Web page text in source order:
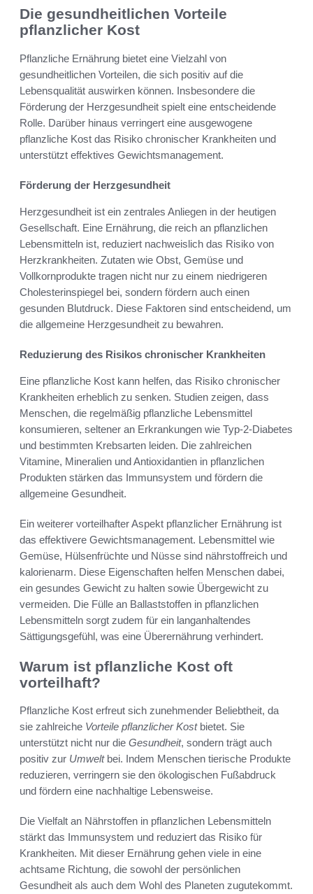
Die gesundheitlichen Vorteile
pflanzlicher Kost
Pflanzliche Ernährung bietet eine Vielzahl von
gesundheitlichen Vorteilen, die sich positiv auf die
Lebensqualität auswirken können. Insbesondere die
Förderung der Herzgesundheit spielt eine entscheidende
Rolle. Darüber hinaus verringert eine ausgewogene
pflanzliche Kost das Risiko chronischer Krankheiten und
unterstützt effektives Gewichtsmanagement.
Förderung der Herzgesundheit
Herzgesundheit ist ein zentrales Anliegen in der heutigen
Gesellschaft. Eine Ernährung, die reich an pflanzlichen
Lebensmitteln ist, reduziert nachweislich das Risiko von
Herzkrankheiten. Zutaten wie Obst, Gemüse und
Vollkornprodukte tragen nicht nur zu einem niedrigeren
Cholesterinspiegel bei, sondern fördern auch einen
gesunden Blutdruck. Diese Faktoren sind entscheidend, um
die allgemeine Herzgesundheit zu bewahren.
Reduzierung des Risikos chronischer Krankheiten
Eine pflanzliche Kost kann helfen, das Risiko chronischer
Krankheiten erheblich zu senken. Studien zeigen, dass
Menschen, die regelmäßig pflanzliche Lebensmittel
konsumieren, seltener an Erkrankungen wie Typ-2-Diabetes
und bestimmten Krebsarten leiden. Die zahlreichen
Vitamine, Mineralien und Antioxidantien in pflanzlichen
Produkten stärken das Immunsystem und fördern die
allgemeine Gesundheit.
Ein weiterer vorteilhafter Aspekt pflanzlicher Ernährung ist
das effektivere Gewichtsmanagement. Lebensmittel wie
Gemüse, Hülsenfrüchte und Nüsse sind nährstoffreich und
kalorienarm. Diese Eigenschaften helfen Menschen dabei,
ein gesundes Gewicht zu halten sowie Übergewicht zu
vermeiden. Die Fülle an Ballaststoffen in pflanzlichen
Lebensmitteln sorgt zudem für ein langanhaltendes
Sättigungsgefühl, was eine Überernährung verhindert.
Warum ist pflanzliche Kost oft
vorteilhaft?
Pflanzliche Kost erfreut sich zunehmender Beliebtheit, da
sie zahlreiche Vorteile pflanzlicher Kostbietet. Sie
unterstützt nicht nur die Gesundheit, sondern trägt auch
positiv zur Umweltbei. Indem Menschen tierische Produkte
reduzieren, verringern sie den ökologischen Fußabdruck
und fördern eine nachhaltige Lebensweise.
Die Vielfalt an Nährstoffen in pflanzlichen Lebensmitteln
stärkt das Immunsystem und reduziert das Risiko für
Krankheiten. Mit dieser Ernährung gehen viele in eine
achtsame Richtung, die sowohl der persönlichen
Gesundheit als auch dem Wohl des Planeten zugutekommt.